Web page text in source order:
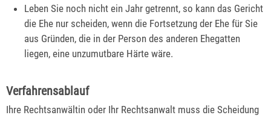
Leben Sie noch nicht ein Jahr getrennt, so kann das Gericht
die Ehe nur scheiden, wenn die Fortsetzung der Ehe für Sie
aus Gründen, die in der Person des anderen Ehegatten
liegen, eine unzumutbare Härte wäre.
Verfahrensablauf
Ihre Rechtsanwältin oder Ihr Rechtsanwalt muss die Scheidung